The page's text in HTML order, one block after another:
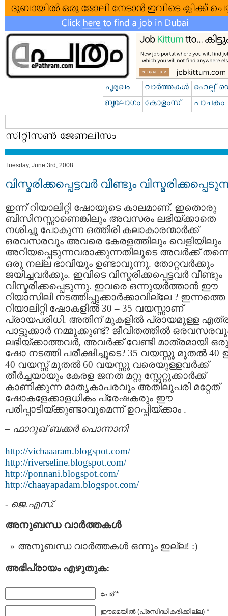
Tuesday, June 3rd, 2008
വിസ്മരിക്കപ്പെട്ടവര്‍ വീണ്ടും
ഇന്ന് റിയാലിറ്റി ഷോയുടെ കാലമാണ്. ഇതൊരു
ബിസിനസ്സാണെങ്കിലും അവസരം ലഭിയ്ക്കാതെ
നശിച്ചു പോകുന്ന ഒത്തിരി കലാകാരന്മാര്‍ക്ക്
ഒരവസരവും അവരെ കേരളത്തിലും വെളിയിലും
അറിയപ്പെടുന്നവരാക്കുന്നതിലൂടെ അവര്‍ക്ക്
ഒരു നല്ല ഭാവിയും ഉണ്ടാവുന്നു. തോറ്റവര്‍ക്കും
ജയിച്ചവര്‍ക്കും. ഇവിടെ വിസ്മരിക്കപ്പെട്ടവര്‍ വീണ്ടും
വിസ്മരിക്കപ്പെടുന്നു. ഇവരെ ഒന്നുയര്‍ത്താന്‍ ഈ
റിയാസിലി നടത്തിപ്പുക്കാര്‍ക്കാവില്ലേ ? ഇന്നത്തെ
റിയാലിറ്റി ഷോകളില്‍ 30 – 35 വയസ്സാണ്
പ്രായപരിധി. അതിന് മുകളില്‍ പ്രായമുള്ള
പാട്ടുക്കാര്‍ നമ്മുക്കുണ്ട്? ജീവിതത്തില്‍
ലഭിയ്ക്കാത്തവര്‍, അവര്‍ക്ക് വേണ്ടി മാത്രമായി ഒരു
ഷോ നടത്തി പരീക്ഷിച്ചൂടെ? 35 വയസ്സു മുതല്‍ 40
40 വയസ്സ് മുതല്‍ 60 വയസ്സു വരെയുള്ളവര്‍ക്ക്
തീര്‍ച്ചയായും കേരള ജനത മറ്റു സ്റ്റേറ്റുക്കാര്‍ക്ക്
കാണിക്കുന്ന മാതൃകാപരവും അതിലുപരി മറ്റേത്
ഷോകളേക്കാളധികം പ്രേഷകരും ഈ
പരിപ്പാടിയ്ക്കുണ്ടാവുമെന്ന് ഉറപ്പിയ്ക്കാം .
– ഫാറൂഖ് ബക്കര്‍ പൊന്നാനി
http://vichaaaram.blogspot.com/
http://riverseline.blogspot.com/
http://ponnani.blogspot.com/
http://chaayapadam.blogspot.com/
- ജെ.എസ്.
അനുബന്ധ വാര്‍ത്തകള്‍
അനുബന്ധ വാര്‍ത്തകള്‍ ഒന്നും ഇല്ല! :)
അഭിപ്രായം എഴുതുക:
പേര് *
ഈമെയില്‍ (പ്രസിദ്ധീകരിക്കില്ല) *